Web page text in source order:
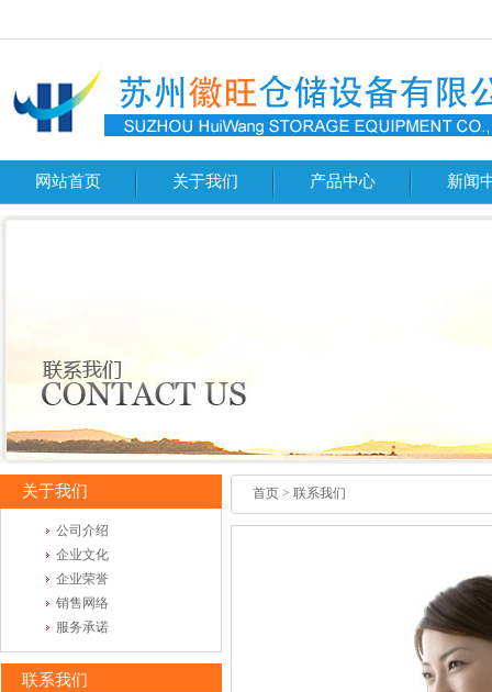
网站首页 关于我们 产品中心 新闻
关于我们
公司介绍
企业文化
企业荣誉
销售网络
服务承诺
联系我们
首页 > 联系我们